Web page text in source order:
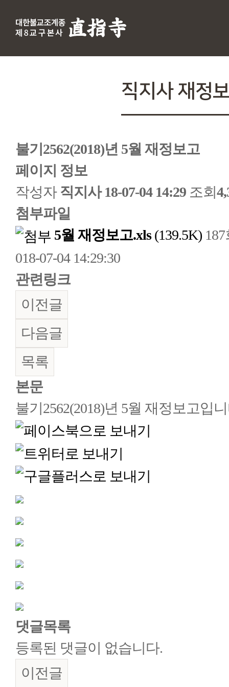
직지사 재정
불기2562(2018)년 5월 재정보고
페이지 정보
작성자 직지사 18-07-04 14:29 조회
첨부파일
5월 재정보고.xls(139.5K)
018-07-04 14:29:30
관련링크
이전글
다음글
목록
본문
불기2562(2018)년 5월 재정보고입
댓글목록
등록된 댓글이 없습니다.
이전글